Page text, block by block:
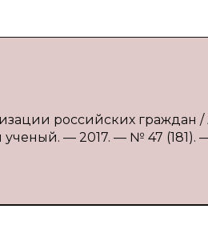
российских граждан /
— 2017. — № 47 (181). —